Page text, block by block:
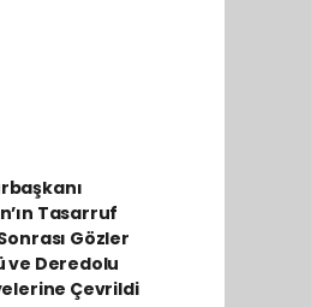
Tasarruf
Gözler
ve Deredolu
Çevrildi